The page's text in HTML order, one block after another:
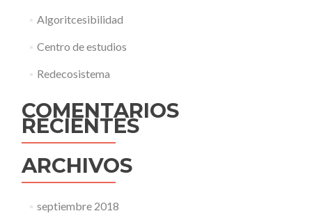
Algoritcesibilidad
Centro de estudios
Redecosistema
COMENTARIOS
RECIENTES
ARCHIVOS
septiembre 2018